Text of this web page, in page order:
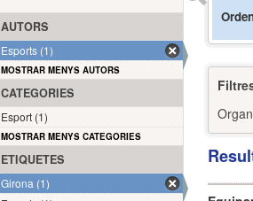
AUTORS
Esports (1)
MOSTRAR MENYS AUTORS
CATEGORIES
Esport (1)
MOSTRAR MENYS CATEGORIES
ETIQUETES
Girona (1)